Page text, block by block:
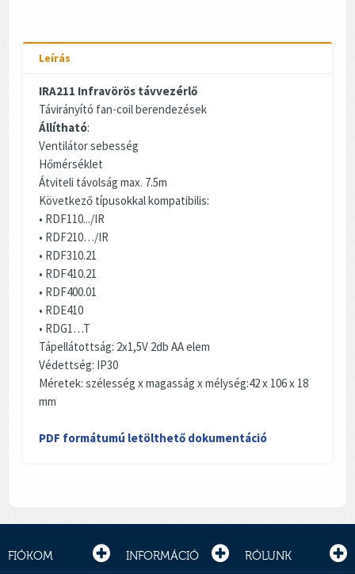
Leírás
IRA211 Infravörös távvezérlő
Távirányító fan-coil berendezések
Állítható:
Ventilátor sebesség
Hőmérséklet
Átviteli távolság max. 7.5m
Következő típusokkal kompatibilis:
• RDF110.../IR
• RDF210…/IR
• RDF310.21
• RDF410.21
• RDF400.01
• RDE410
• RDG1…T
Tápellátottság: 2x1,5V 2db AA elem
Védettség: IP30
Méretek: szélesség x magasság x mélység:42 x 106 x 18
mm
PDF formátumú letölthető dokumentáció
FIÓKOM INFORMÁCIÓ RÓLUNK